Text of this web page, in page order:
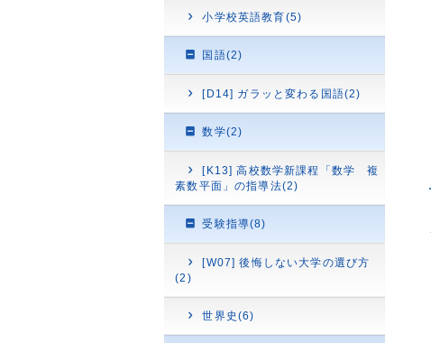
小学校英語教育(5)
国語(2)
[D14] ガラッと変わる国語(2)
数学(2)
[K13] 高校数学新課程「数学 複
素数平面」の指導法(2)
受験指導(8)
[W07] 後悔しない大学の選び方
(2)
世界史(6)